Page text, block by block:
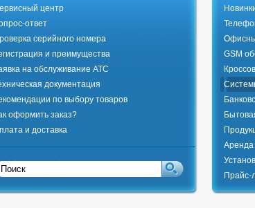
центр
ответ
серийного номера
и преимущества
на обслуживание АТС
документация
по выбору товаров
оформить заказ?
и доставка
GSM
Прайс-